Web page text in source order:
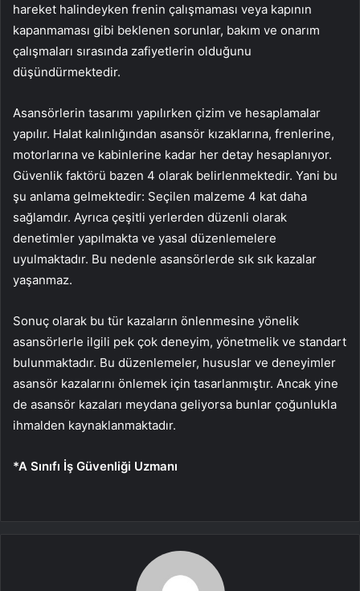
hareket halindeyken frenin çalışmaması veya kapının
kapanmaması gibi beklenen sorunlar, bakım ve onarım
çalışmaları sırasında zafiyetlerin olduğunu
düşündürmektedir.
Asansörlerin tasarımı yapılırken çizim ve hesaplamalar
yapılır. Halat kalınlığından asansör kızaklarına, frenlerine,
motorlarına ve kabinlerine kadar her detay hesaplanıyor.
Güvenlik faktörü bazen 4 olarak belirlenmektedir. Yani bu
şu anlama gelmektedir: Seçilen malzeme 4 kat daha
sağlamdır. Ayrıca çeşitli yerlerden düzenli olarak
denetimler yapılmakta ve yasal düzenlemelere
uyulmaktadır. Bu nedenle asansörlerde sık sık kazalar
yaşanmaz.
Sonuç olarak bu tür kazaların önlenmesine yönelik
asansörlerle ilgili pek çok deneyim, yönetmelik ve standart
bulunmaktadır. Bu düzenlemeler, hususlar ve deneyimler
asansör kazalarını önlemek için tasarlanmıştır. Ancak yine
de asansör kazaları meydana geliyorsa bunlar çoğunlukla
ihmalden kaynaklanmaktadır.
*A Sınıfı İş Güvenliği Uzmanı